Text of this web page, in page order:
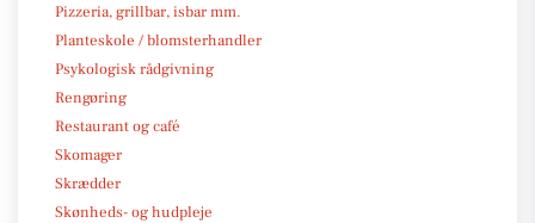
Pizzeria, grillbar, isbar mm.
Planteskole / blomsterhandler
Psykologisk rådgivning
Rengøring
Restaurant og café
Skomager
Skrædder
Skønheds- og hudpleje